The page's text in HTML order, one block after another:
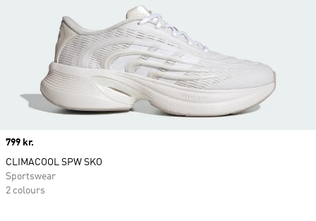
Price
799 kr.
CLIMACOOL SPW SKO
Sportswear
2 colours